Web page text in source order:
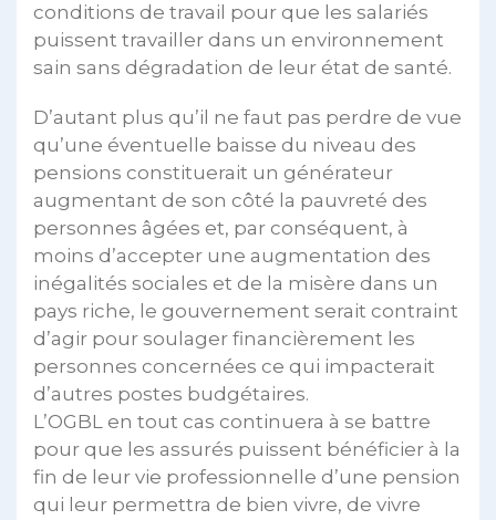
conditions de travail pour que les salariés
puissent travailler dans un environnement
sain sans dégradation de leur état de santé.
D’autant plus qu’il ne faut pas perdre de vue
qu’une éventuelle baisse du niveau des
pensions constituerait un générateur
augmentant de son côté la pauvreté des
personnes âgées et, par conséquent, à
moins d’accepter une augmentation des
inégalités sociales et de la misère dans un
pays riche, le gouvernement serait contraint
d’agir pour soulager financièrement les
personnes concernées ce qui impacterait
d’autres postes budgétaires.
L’OGBL en tout cas continuera à se battre
pour que les assurés puissent bénéficier à la
fin de leur vie professionnelle d’une pension
qui leur permettra de bien vivre, de vivre